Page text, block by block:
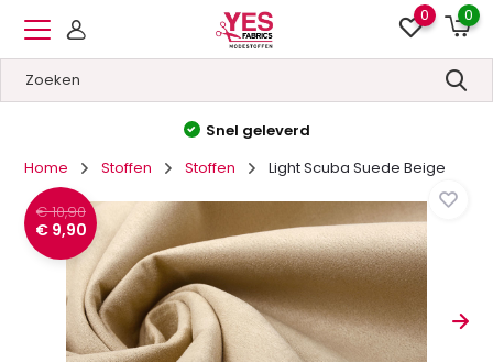
0 0
Hoge kwaliteit&Lage prijzen
Home
Stoffen Stoffen Light Scuba Suede Beige
€ 10,90
€ 9,90